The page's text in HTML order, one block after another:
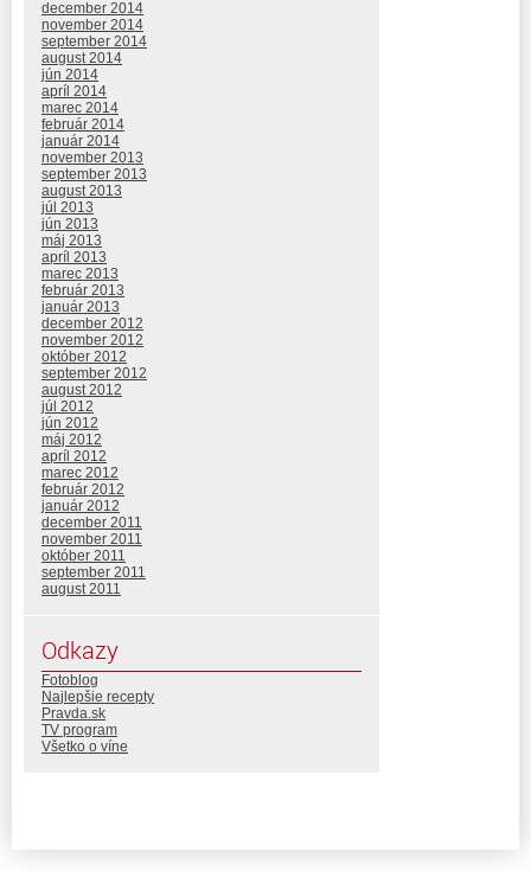
december 2014
november 2014
september 2014
august 2014
jún 2014
apríl 2014
marec 2014
február 2014
január 2014
november 2013
september 2013
august 2013
júl 2013
jún 2013
máj 2013
apríl 2013
marec 2013
február 2013
január 2013
december 2012
november 2012
október 2012
september 2012
august 2012
júl 2012
jún 2012
máj 2012
apríl 2012
marec 2012
február 2012
január 2012
december 2011
november 2011
október 2011
september 2011
august 2011
Odkazy
Fotoblog
Najlepšie recepty
Pravda.sk
TV program
Všetko o víne